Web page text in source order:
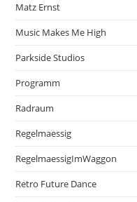
Matz Ernst
Music Makes Me High
Parkside Studios
Programm
Radraum
Regelmaessig
RegelmaessigImWaggon
Retro Future Dance